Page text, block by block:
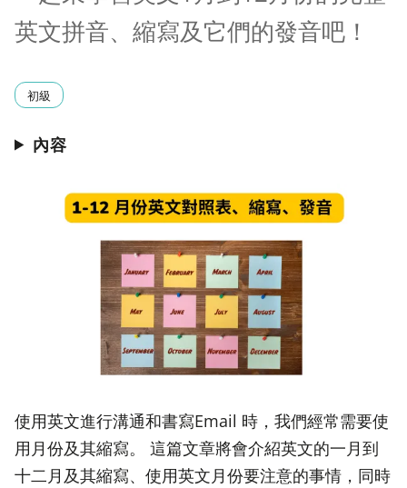
英文拼音、縮寫及它們的發音吧！
初級
內容
使用英文進行溝通和書寫Email 時，我們經常需要使
用月份及其縮寫。 這篇文章將會介紹英文的一月到
十二月及其縮寫、使用英文月份要注意的事情，同時